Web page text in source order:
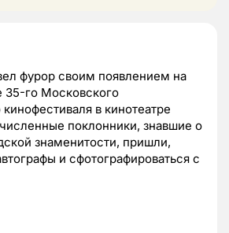
фурор своим появлением на
35-го Московского
в кинотеатре
поклонники, знавшие о
знаменитости, пришли,
и сфотографироваться с